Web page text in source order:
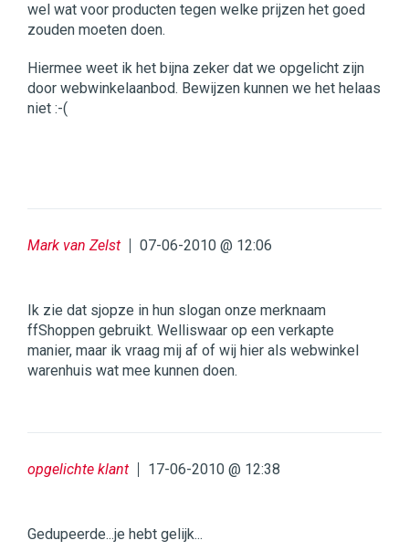
wel wat voor producten tegen welke prijzen het goed
zouden moeten doen.
Hiermee weet ik het bijna zeker dat we opgelicht zijn
door webwinkelaanbod. Bewijzen kunnen we het helaas
niet :-(
Mark van Zelst 07-06-2010 @ 12:06
Ik zie dat sjopze in hun slogan onze merknaam
ffShoppen gebruikt. Welliswaar op een verkapte
manier, maar ik vraag mij af of wij hier als webwinkel
warenhuis wat mee kunnen doen.
opgelichte klant 17-06-2010 @ 12:38
Gedupeerde...je hebt gelijk...